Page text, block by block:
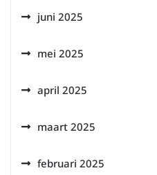
juni 2025
mei 2025
april 2025
maart 2025
februari 2025